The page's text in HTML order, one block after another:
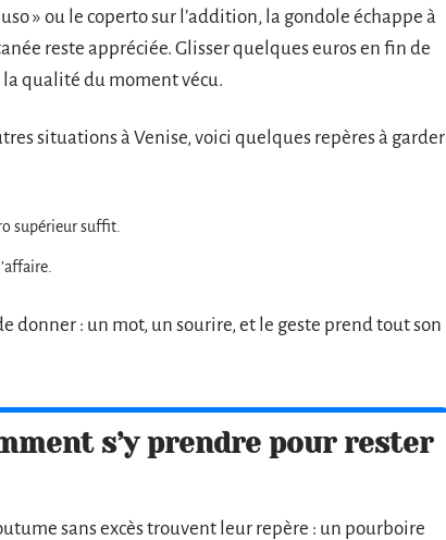
» ou le coperto sur l’addition, la gondole échappe à
reste appréciée. Glisser quelques euros en fin de
la qualité du moment vécu.
situations à Venise, voici quelques repères à garder
supérieur suffit.
donner : un mot, un sourire, et le geste prend tout son
s’y prendre pour rester
sans excès trouvent leur repère : un pourboire